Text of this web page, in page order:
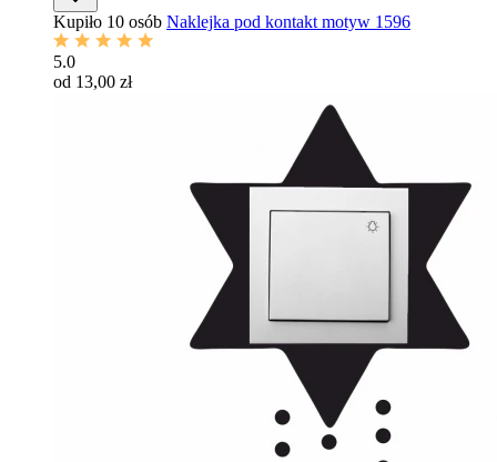
Kupiło 10 osób Naklejka pod kontakt motyw 1596
5.0
od 13,00 zł